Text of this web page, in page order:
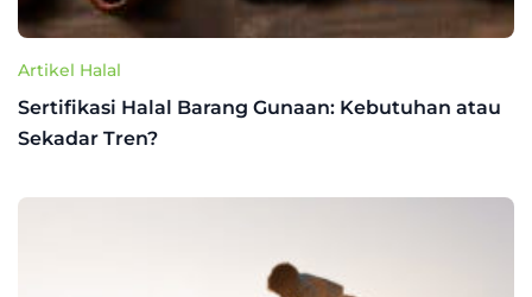
Artikel Halal
Sertifikasi Halal Barang Gunaan: Kebutuhan atau
Sekadar Tren?